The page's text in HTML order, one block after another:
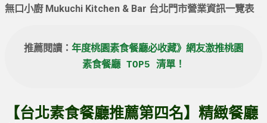
無口小廚 Mukuchi Kitchen & Bar 台北門市營業資訊一覽表
推薦閱讀： 年度桃園素食餐廳必收藏》網友激推桃園
素食餐廳 TOP5 清單！
【台北素食餐廳推薦第四名】精緻餐廳